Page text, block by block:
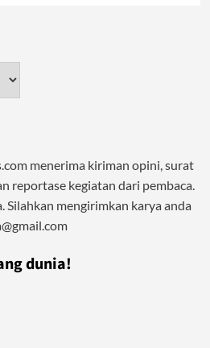
menerima kiriman opini, surat
reportase kegiatan dari pembaca.
Silahkan mengirimkan karya anda
dunia!